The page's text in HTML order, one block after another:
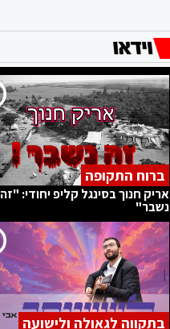
ברוח התקופה
אריק חנוך בסינגל קליפ יחודי: "זה
נשבר"
בתקווה לגאולה ולישועה